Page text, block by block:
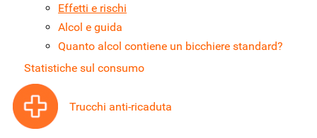
Effetti e rischi
Alcol e guida
Quanto alcol contiene un bicchiere standard?
Statistiche sul consumo
Trucchi anti-ricaduta